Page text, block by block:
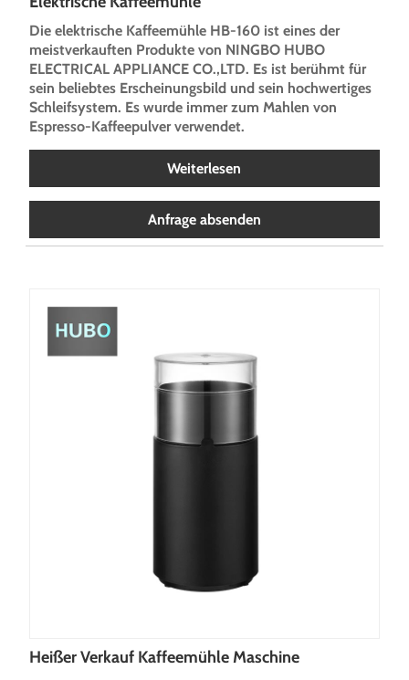
Die elektrische Kaffeemühle HB-160 ist eines der
meistverkauften Produkte von NINGBO HUBO
ELECTRICAL APPLIANCE CO.,LTD. Es ist berühmt für
sein beliebtes Erscheinungsbild und sein hochwertiges
Schleifsystem. Es wurde immer zum Mahlen von
Espresso-Kaffeepulver verwendet.
Weiterlesen
Anfrage absenden
Heißer Verkauf Kaffeemühle Maschine